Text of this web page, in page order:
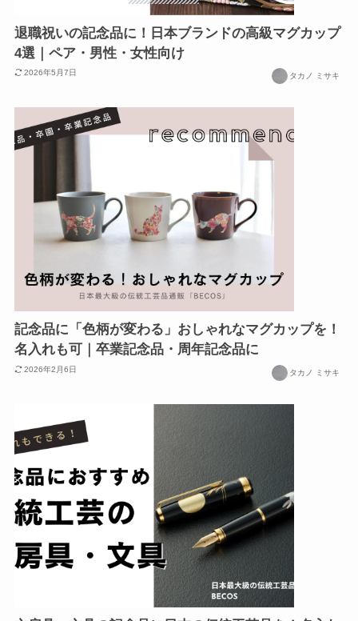
退職祝いの記念品に！日本ブランドの高級マグカップ
4選｜ペア・男性・女性向け
2026年5月7日 タカノ ミサキ
記念品に「色柄が変わる」おしゃれなマグカップを！
名入れも可｜卒業記念品・周年記念品に
2026年2月6日 タカノ ミサキ